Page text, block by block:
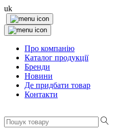
uk
Про компанію
Каталог продукції
Бренди
Новини
Де придбати товар
Контакти